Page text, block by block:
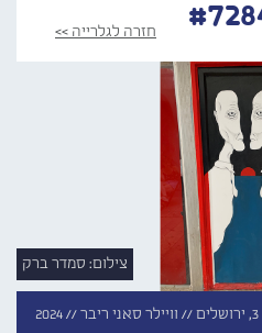
חזרה לגלרייה >>
צילום: סמדר ברק
וויילר סאני ריבר //2024